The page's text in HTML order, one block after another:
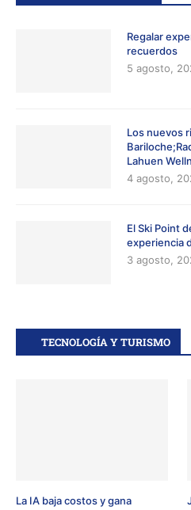
Regalar
recuerdos
5 agosto,
Los nuevos
Lahuen
4 agosto,
El Ski Point
experiencia
3 agosto,
TECNOLOGÍA Y TURISMO
La IA baja costos y gana